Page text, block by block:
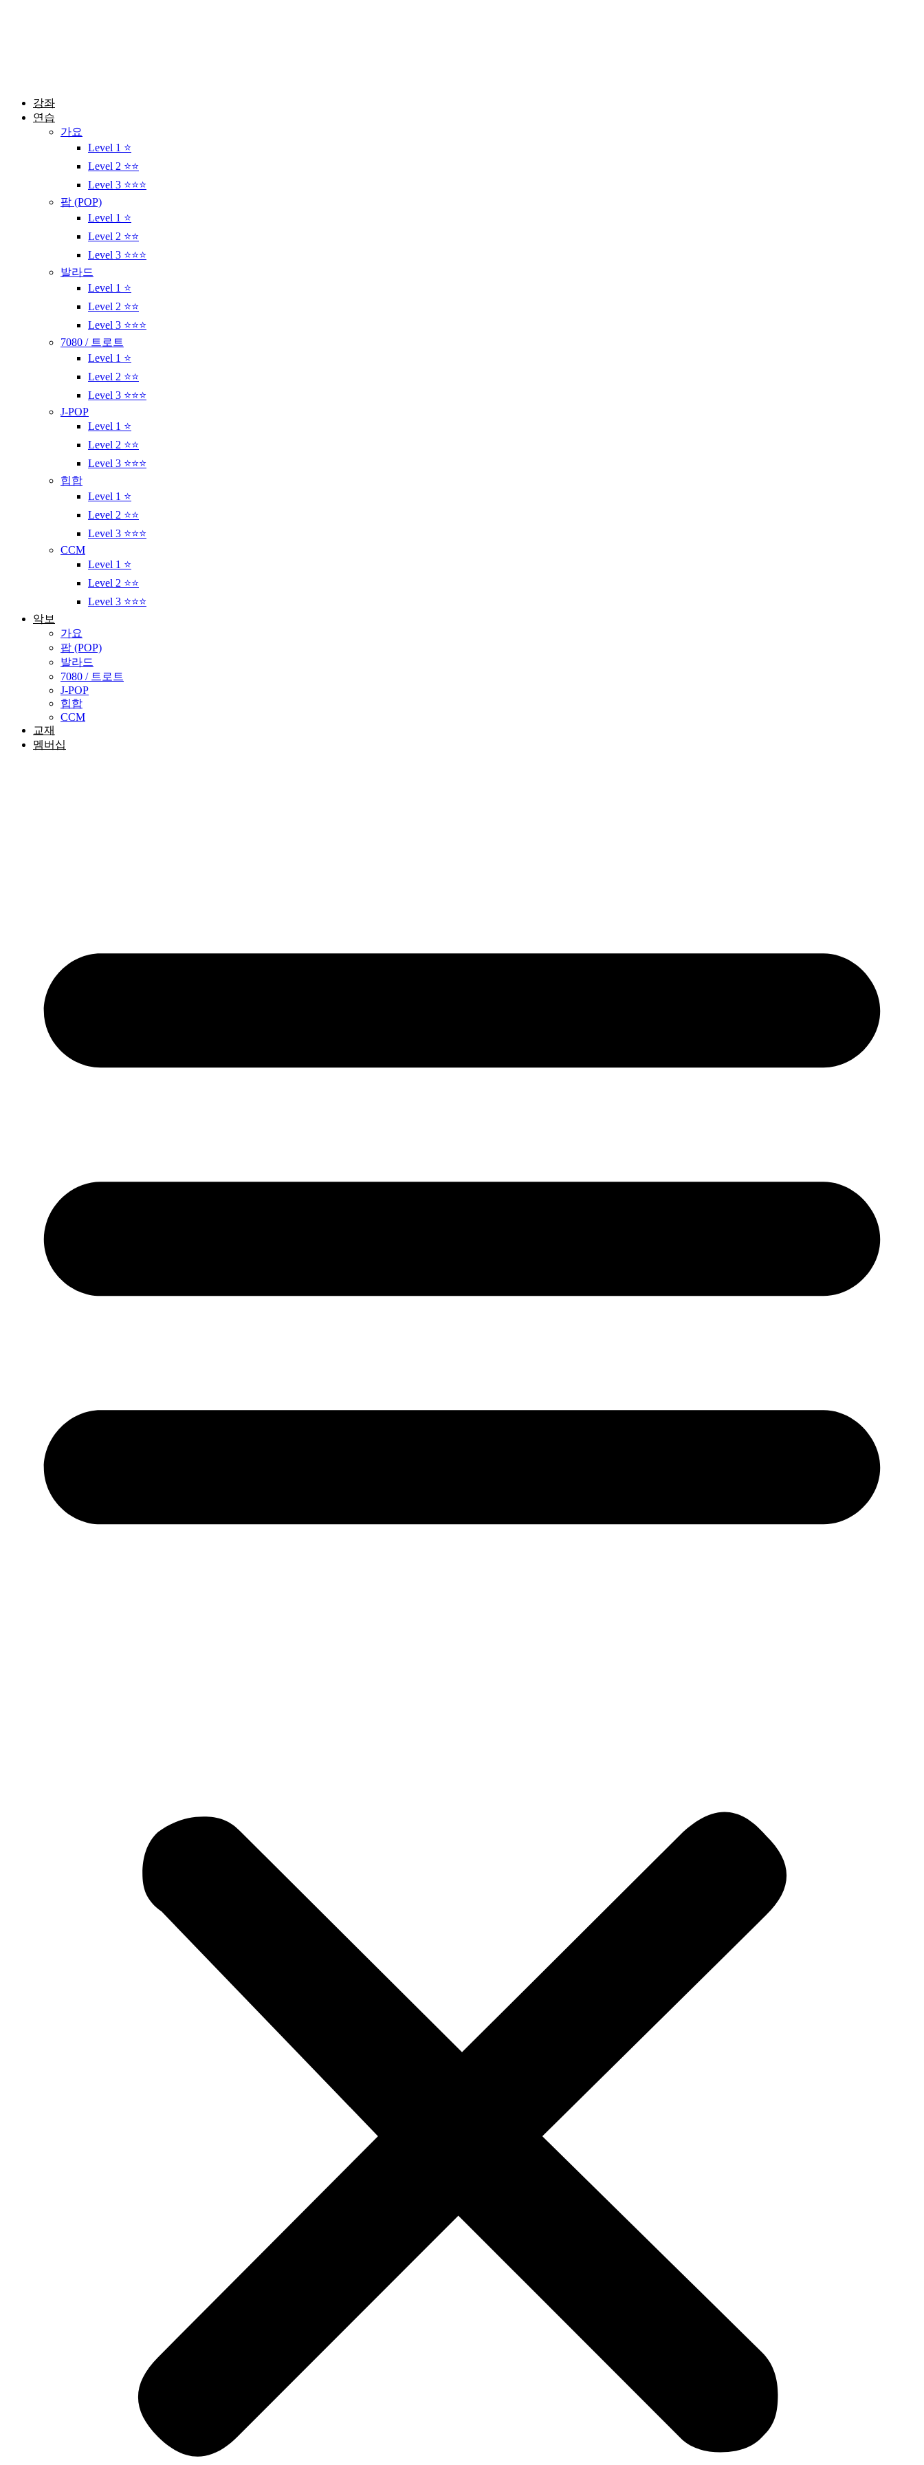
강좌
연습
가요
Level 1 ⭐
Level 2 ⭐⭐
Level 3 ⭐⭐⭐
팝 (POP)
Level 1 ⭐
Level 2 ⭐⭐
Level 3 ⭐⭐⭐
발라드
Level 1 ⭐
Level 2 ⭐⭐
Level 3 ⭐⭐⭐
7080 / 트로트
Level 1 ⭐
Level 2 ⭐⭐
Level 3 ⭐⭐⭐
J-POP
Level 1 ⭐
Level 2 ⭐⭐
Level 3 ⭐⭐⭐
힙합
Level 1 ⭐
Level 2 ⭐⭐
Level 3 ⭐⭐⭐
CCM
Level 1 ⭐
Level 2 ⭐⭐
Level 3 ⭐⭐⭐
악보
가요
팝 (POP)
발라드
7080 / 트로트
J-POP
힙합
CCM
교재
멤버십